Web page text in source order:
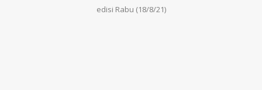
edisi Rabu (18/8/21)